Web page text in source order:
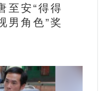
至安“得得
男角色”奖